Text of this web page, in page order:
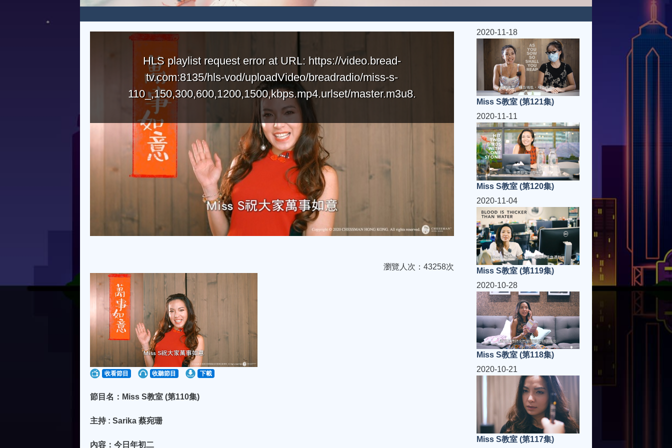
HLS playlist request error at URL: https://video.bread-
tv.com:8135/hls-vod/uploadVideo/breadradio/miss-s-
110_,150,300,600,1200,1500,kbps.mp4.urlset/master.m3u8.
瀏覽人次：43258次
收看節目 收聽節目 下載
節目名：Miss S教室 (第110集)
主持 : Sarika 蔡宛珊
內容：今日年初二
2020-11-18
Miss S教室 (第121集)
2020-11-11
Miss S教室 (第120集)
2020-11-04
Miss S教室 (第119集)
2020-10-28
Miss S教室 (第118集)
2020-10-21
Miss S教室 (第117集)